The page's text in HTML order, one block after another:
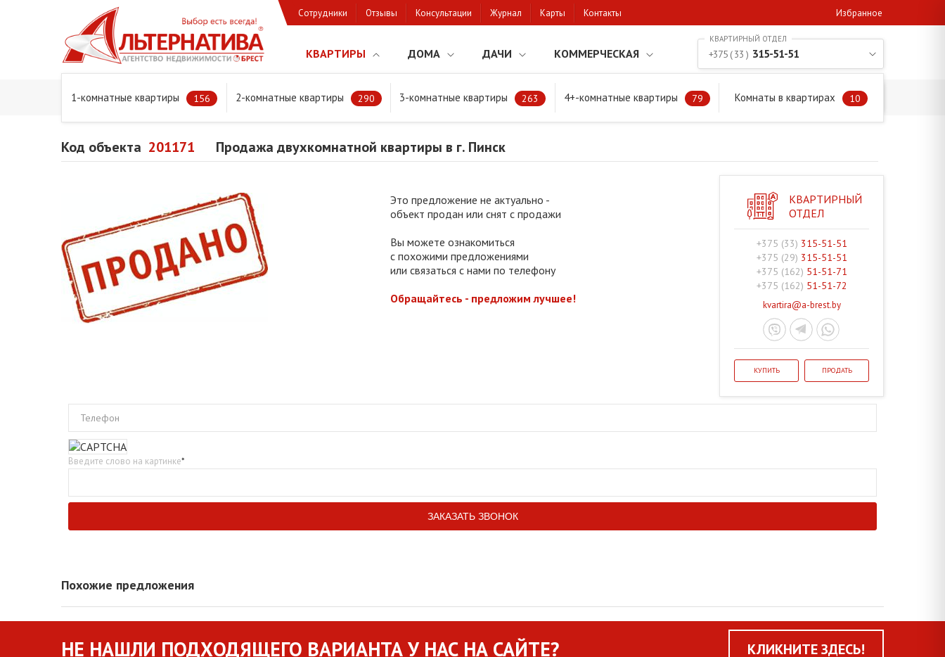
Сотрудники Отзывы Консультации Журнал Карты Контакты Избранное
КВАРТИРЫ ДОМА ДАЧИ КОММЕРЧЕСКАЯ
1-комнатные квартиры 156 2-комнатные квартиры 290 3-комнатные квартиры 263 4+-комнатные квартиры 79 Комнаты в квартирах 10
+375 ( 33 ) 315-51-51
Главная Предложения Квартиры Продажа двухкомнатной квартиры в г. Пинск
Код объекта 201171 Продажа двухкомнатной квартиры в г. Пинск
Это предложение не актуально -
объект продан или снят с продажи
Вы можете ознакомиться
с похожими предложениями
или связаться с нами по телефону
Обращайтесь - предложим лучшее!
КВАРТИРНЫЙ
ОТДЕЛ
+375 (33) 315-51-51
+375 (29) 315-51-51
+375 (162) 51-51-71
+375 (162) 51-51-72
kvartira@a-brest.by
КУПИТЬ ПРОДАТЬ
Телефон
Введите слово на картинке*
Похожие предложения
НЕ НАШЛИ ПОДХОДЯЩЕГО ВАРИАНТА У НАС НА САЙТЕ? КЛИКНИТЕ ЗДЕСЬ!